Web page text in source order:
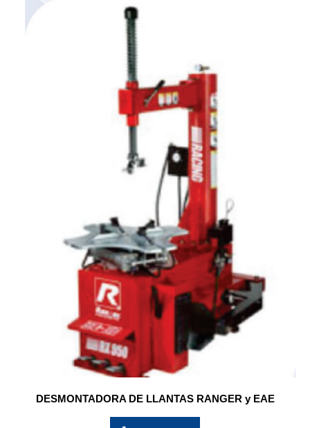
DESMONTADORA DE LLANTAS RANGER y EAE